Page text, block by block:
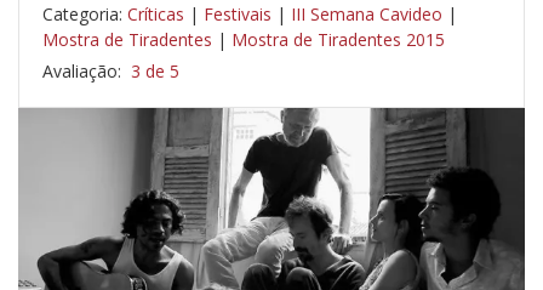
Categoria: Críticas | Festivais | III Semana Cavideo |
Mostra de Tiradentes | Mostra de Tiradentes 2015
Avaliação: 3 de 5